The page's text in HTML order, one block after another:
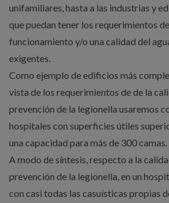
unifamiliares, hasta a las industrias y
que puedan tener los requerimientos
funcionamiento y/o una calidad del
exigentes.
Como ejemplo de edificios más
vista de los requerimientos de de la
prevención de la legionella usaremos
hospitales con superficies útiles
una capacidad para más de 300 camas.
A modo de síntesis, respecto a la
prevención de la legionella, en un
con casi todas las casuísticas propias